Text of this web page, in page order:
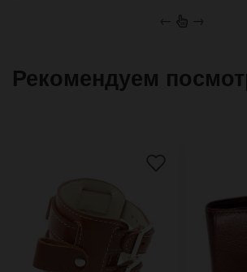
← →
Рекомендуем